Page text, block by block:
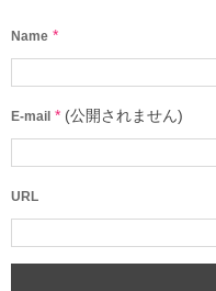
Name *
E-mail * (公開されません)
URL